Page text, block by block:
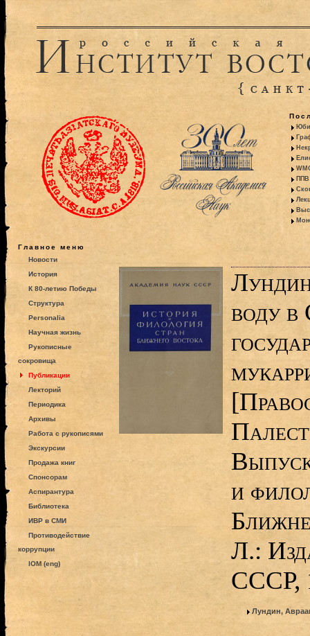
ППВ
Главное меню
Новости
История
К 80-летию Победы
Структура
Personalia
Научная жизнь
Рукописные
сокровища
Публикации
Лекторий
Периодика
Архивы
Работа с рукописями
Экскурсии
Продажа книг
Спонсорам
Аспирантура
Библиотека
ИВР в СМИ
Противодействие
коррупции
IOM (eng)
воду в
и
Л.:
СССР,
Лундин,